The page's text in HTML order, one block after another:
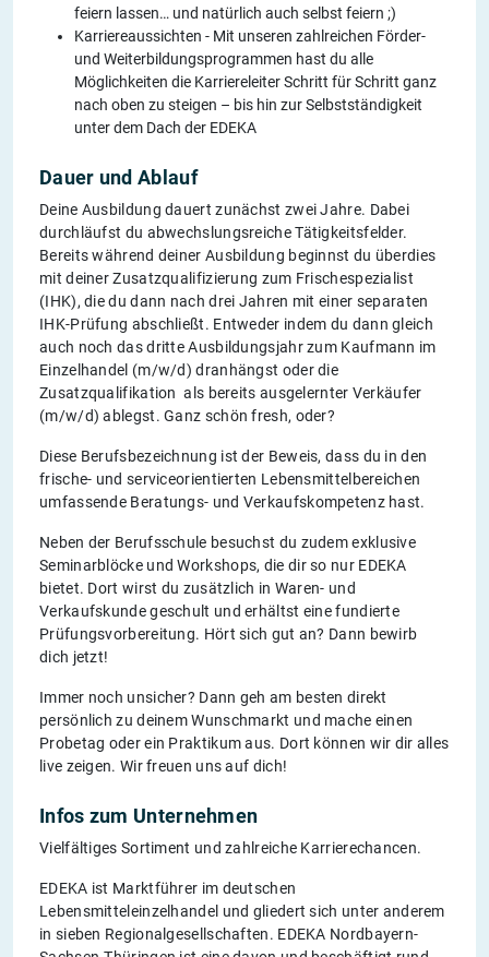
feiern lassen… und natürlich auch selbst feiern ;)
Karriereaussichten - Mit unseren zahlreichen Förder-
und Weiterbildungsprogrammen hast du alle
Möglichkeiten die Karriereleiter Schritt für Schritt ganz
nach oben zu steigen – bis hin zur Selbstständigkeit
unter dem Dach der EDEKA
Dauer und Ablauf
Deine Ausbildung dauert zunächst zwei Jahre. Dabei
durchläufst du abwechslungsreiche Tätigkeitsfelder.
Bereits während deiner Ausbildung beginnst du überdies
mit deiner Zusatzqualifizierung zum Frischespezialist
(IHK), die du dann nach drei Jahren mit einer separaten
IHK-Prüfung abschließt. Entweder indem du dann gleich
auch noch das dritte Ausbildungsjahr zum Kaufmann im
Einzelhandel (m/w/d) dranhängst oder die
Zusatzqualifikation als bereits ausgelernter Verkäufer
(m/w/d) ablegst. Ganz schön fresh, oder?
Diese Berufsbezeichnung ist der Beweis, dass du in den
frische- und serviceorientierten Lebensmittelbereichen
umfassende Beratungs- und Verkaufskompetenz hast.
Neben der Berufsschule besuchst du zudem exklusive
Seminarblöcke und Workshops, die dir so nur EDEKA
bietet. Dort wirst du zusätzlich in Waren- und
Verkaufskunde geschult und erhältst eine fundierte
Prüfungsvorbereitung. Hört sich gut an? Dann bewirb
dich jetzt!
Immer noch unsicher? Dann geh am besten direkt
persönlich zu deinem Wunschmarkt und mache einen
Probetag oder ein Praktikum aus. Dort können wir dir alles
live zeigen. Wir freuen uns auf dich!
Infos zum Unternehmen
Vielfältiges Sortiment und zahlreiche Karrierechancen.
EDEKA ist Marktführer im deutschen
Lebensmitteleinzelhandel und gliedert sich unter anderem
in sieben Regionalgesellschaften. EDEKA Nordbayern-